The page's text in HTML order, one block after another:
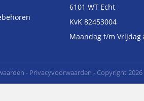
6101 WT Echt
KvK 82453004
Maandag t/m Vrijdag
- Privacyvoorwaarden - Copyright 2026